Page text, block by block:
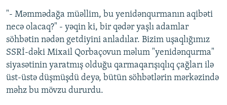
"- Məmmədağa müəllim, bu yenidənqurmanın aqibəti
necə olacaq?" - yəqin ki, bir qədər yaşlı adamlar
söhbətin nədən getdiyini anladılar. Bizim uşaqlığımız
SSRİ-dəki Mixail Qorbaçovun məlum "yenidənqurma"
siyasətinin yaratmış olduğu qarmaqarışıqlıq çağları ilə
üst-üstə düşmüşdü deyə, bütün söhbətlərin mərkəzində
məhz bu mövzu dururdu.